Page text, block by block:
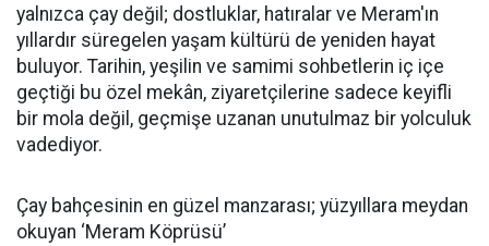
yalnızca çay değil; dostluklar, hatıralar ve Meram'ın
yıllardır süregelen yaşam kültürü de yeniden hayat
buluyor. Tarihin, yeşilin ve samimi sohbetlerin iç içe
geçtiği bu özel mekân, ziyaretçilerine sadece keyifli
bir mola değil, geçmişe uzanan unutulmaz bir yolculuk
vadediyor.
Çay bahçesinin en güzel manzarası; yüzyıllara meydan
okuyan ‘Meram Köprüsü’